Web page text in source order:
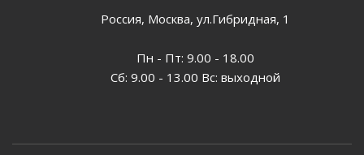
Россия, Москва, ул.Гибридная, 1
Пн - Пт: 9.00 - 18.00
Сб: 9.00 - 13.00 Вс: выходной